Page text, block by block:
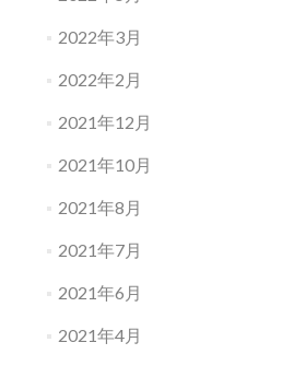
2022年3月
2022年2月
2021年12月
2021年10月
2021年8月
2021年7月
2021年6月
2021年4月